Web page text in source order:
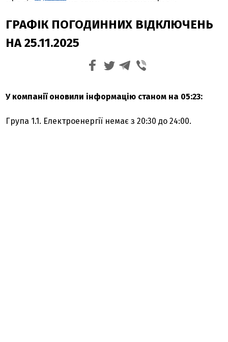
ГРАФІК ПОГОДИННИХ ВІДКЛЮЧЕНЬ
НА 25.11.2025
У компанії оновили інформацію станом на 05:23:
Група 1.1. Електроенергії немає з 20:30 до 24:00.